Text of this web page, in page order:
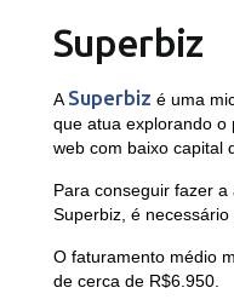
Superbiz
A Superbiz é uma
que atua explorando o
web com baixo capital
Para conseguir fazer
Superbiz, é
O faturamento médio
de cerca de R$6.950.